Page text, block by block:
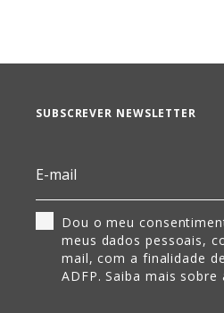
SUBSCREVER NEWSLETTER
Dou o meu
meus dados pessoais,
mail, com a finalidade
ADFP. Saiba mais